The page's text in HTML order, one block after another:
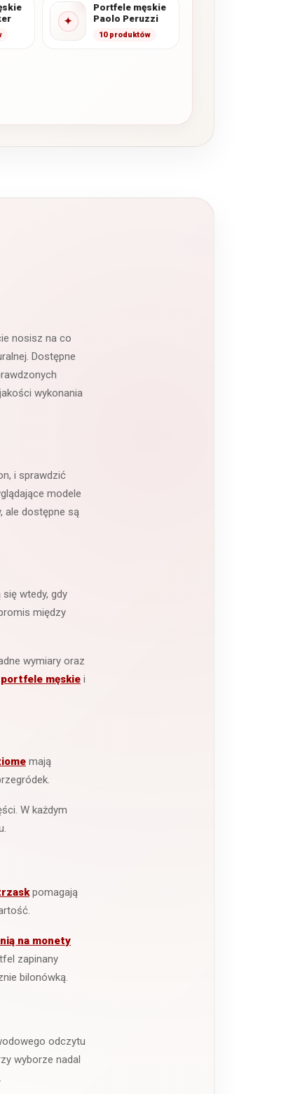
✦
Portfele męskie
Paolo Peruzzi
10 produktów
nosisz na co
Dostępne
wykonania
i sprawdzić
modele
ale dostępne są
wtedy, gdy
między
wymiary oraz
męskie i
mają
W każdym
pomagają
na monety
zapinany
bilonówką.
odczytu
wyborze nadal